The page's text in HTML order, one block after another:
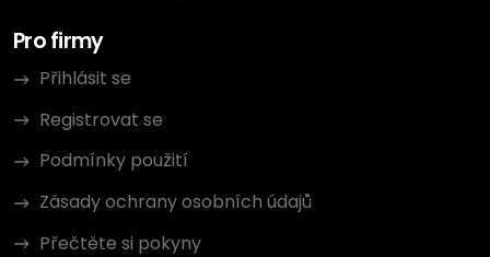
Pro firmy
Přihlásit se
Registrovat se
Podmínky použití
Zásady ochrany osobních údajů
Přečtěte si pokyny